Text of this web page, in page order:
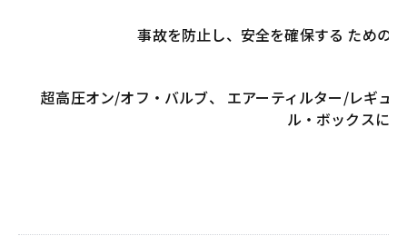
事故を防止し、安全を確保する ための
超高圧オン/オフ・バルブ、 エアーティルター/レギュ
ル・ボックスに